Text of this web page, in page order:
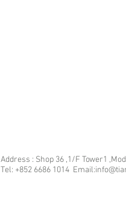
Address : Shop 36 ,1/F Tower1
Tel: +852 6686 1014